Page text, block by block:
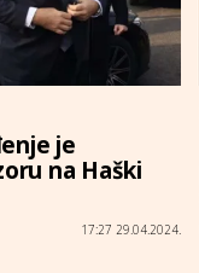
je
na Haški
17:27 29.04.2024.